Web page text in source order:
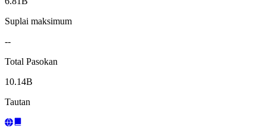
Suplai maksimum
--
Total Pasokan
10.14B
Tautan